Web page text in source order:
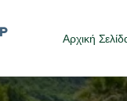
Αρχική